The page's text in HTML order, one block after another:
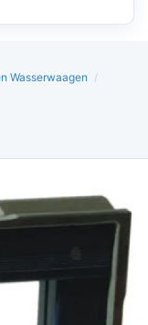
Wasserwaagen /